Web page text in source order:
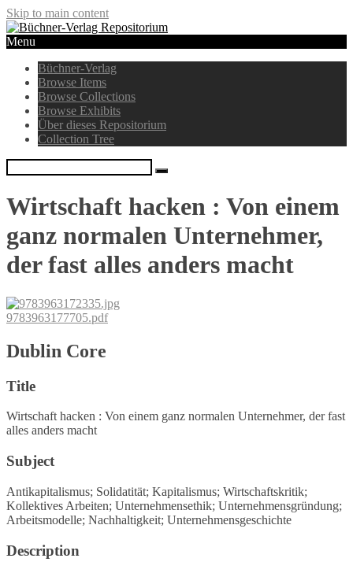
Skip to main content
Menu
Büchner-Verlag
Browse Items
Browse Collections
Browse Exhibits
Über dieses Repositorium
Collection Tree
Wirtschaft hacken : Von einem
ganz normalen Unternehmer,
der fast alles anders macht
9783963177705.pdf
Dublin Core
Title
Wirtschaft hacken : Von einem ganz normalen Unternehmer, der fast
alles anders macht
Subject
Antikapitalismus; Solidatität; Kapitalismus; Wirtschaftskritik;
Kollektives Arbeiten; Unternehmensethik; Unternehmensgründung;
Arbeitsmodelle; Nachhaltigkeit; Unternehmensgeschichte
Description